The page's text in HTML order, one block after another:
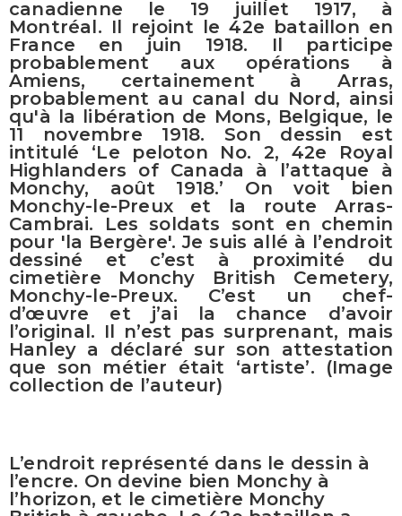
canadienne le 19 juillet 1917, à
Montréal. Il rejoint le 42e bataillon en
France en juin 1918. Il participe
probablement aux opérations à
Amiens, certainement à Arras,
probablement au canal du Nord, ainsi
qu'à la libération de Mons, Belgique, le
11 novembre 1918. Son dessin est
intitulé ‘Le peloton No. 2, 42e Royal
Highlanders of Canada à l’attaque à
Monchy, août 1918.’ On voit bien
Monchy-le-Preux et la route Arras-
Cambrai. Les soldats sont en chemin
pour 'la Bergère'. Je suis allé à l’endroit
dessiné et c’est à proximité du
cimetière Monchy British Cemetery,
Monchy-le-Preux. C’est un chef-
d’œuvre et j’ai la chance d’avoir
l’original. Il n’est pas surprenant, mais
Hanley a déclaré sur son attestation
que son métier était ‘artiste’. (Image
collection de l’auteur)
L’endroit représenté dans le dessin à
l’encre. On devine bien Monchy à
l’horizon, et le cimetière Monchy